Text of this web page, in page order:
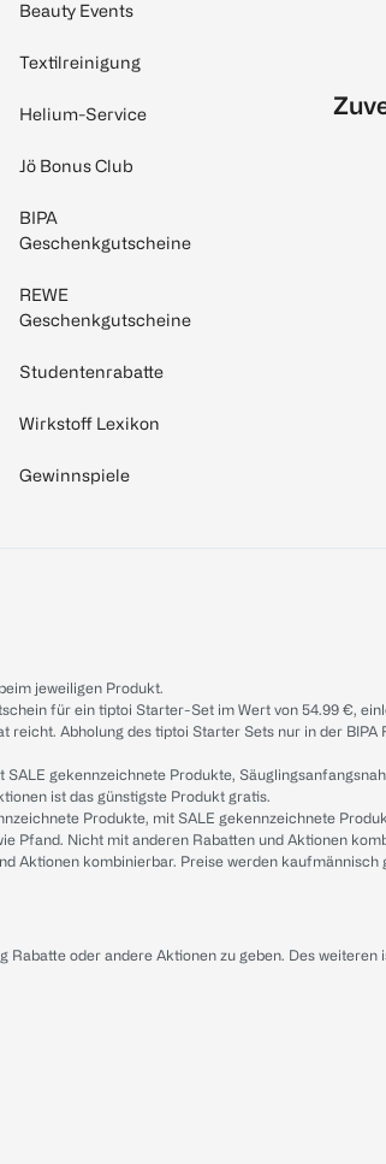
Beauty Events
Textilreinigung
Helium-Service
Jö Bonus Club
BIPA
Geschenkgutscheine
REWE
Geschenkgutscheine
Studentenrabatte
Wirkstoff Lexikon
Gewinnspiele
jeweiligen Produkt.
für ein tiptoi Starter-Set im Wert von 54.99 €,
Abholung des tiptoi Starter Sets nur in der
gekennzeichnete Produkte,
ist das günstigste Produkt gratis.
Produkte, mit SALE gekennzeichnete
Pfand. Nicht mit anderen Rabatten und Aktionen
Aktionen kombinierbar. Preise werden kaufmännisch
oder andere Aktionen zu geben. Des